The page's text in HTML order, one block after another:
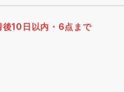
10日以内・6点まで